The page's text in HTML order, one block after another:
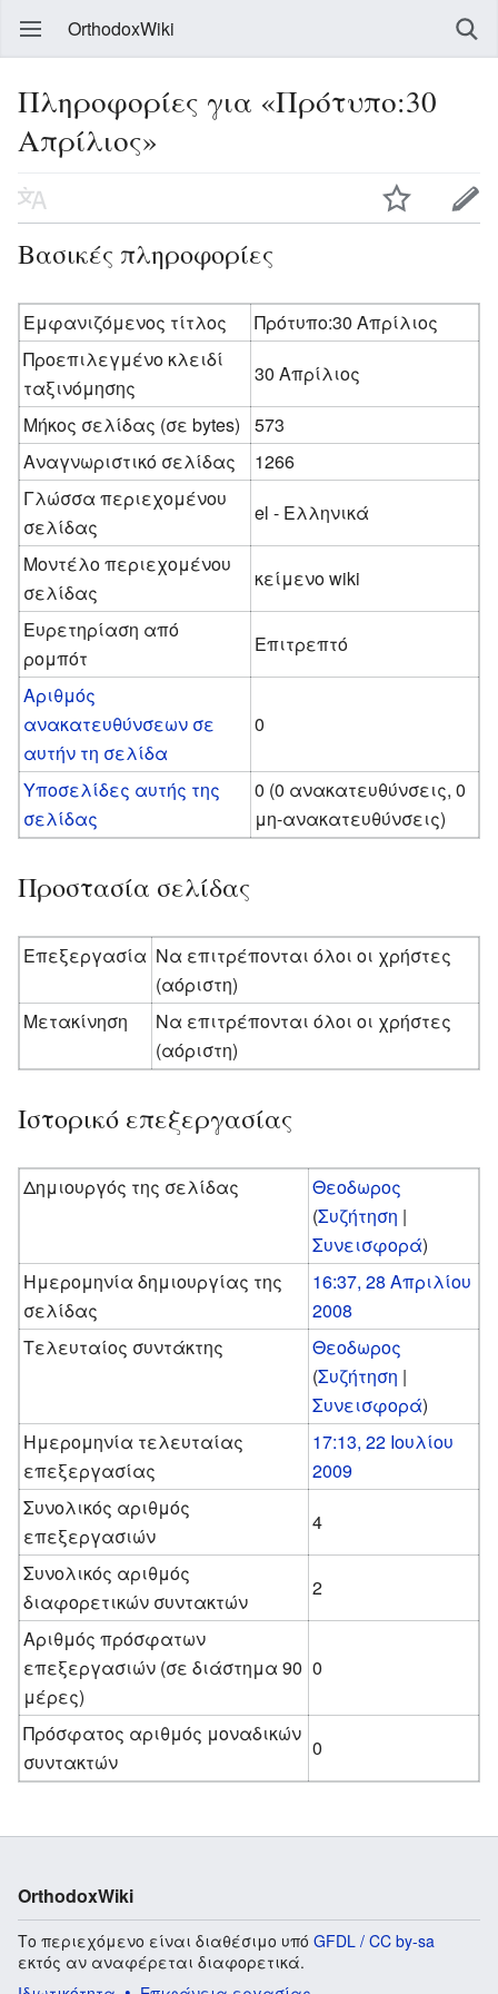
OrthodoxWiki
Πληροφορίες για «Πρότυπο:30
Απρίλιος»
Βασικές πληροφορίες
Εμφανιζόμενος τίτλος
Πρότυπο:30 Απρίλιος
Προεπιλεγμένο κλειδί
ταξινόμησης
30 Απρίλιος
Μήκος σελίδας (σε bytes)
573
Αναγνωριστικό σελίδας
1266
Γλώσσα περιεχομένου
σελίδας
el - Ελληνικά
Μοντέλο περιεχομένου
σελίδας
κείμενο wiki
Ευρετηρίαση από
ρομπότ
Επιτρεπτό
Αριθμός
ανακατευθύνσεων σε
αυτήν τη σελίδα
0
Υποσελίδες αυτής της
σελίδας
0 (0 ανακατευθύνσεις, 0
μη-ανακατευθύνσεις)
Προστασία σελίδας
Επεξεργασία Να επιτρέπονται όλοι οι χρήστες
(αόριστη)
Μετακίνηση
Να επιτρέπονται όλοι οι χρήστες
(αόριστη)
Ιστορικό επεξεργασίας
Δημιουργός της σελίδας
Θεοδωρος
(Συζήτηση |
Συνεισφορά)
Ημερομηνία δημιουργίας της
σελίδας
16:37, 28 Απριλίου
2008
Τελευταίος συντάκτης
Θεοδωρος
(Συζήτηση |
Συνεισφορά)
Ημερομηνία τελευταίας
επεξεργασίας
17:13, 22 Ιουλίου
2009
Συνολικός αριθμός
επεξεργασιών
4
Συνολικός αριθμός
διαφορετικών συντακτών
2
Αριθμός πρόσφατων
επεξεργασιών (σε διάστημα 90
μέρες)
0
Πρόσφατος αριθμός μοναδικών
συντακτών
0
OrthodoxWiki
Το περιεχόμενο είναι διαθέσιμο υπό GFDL / CC by-sa
εκτός αν αναφέρεται διαφορετικά.